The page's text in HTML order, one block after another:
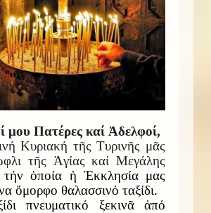
μου Πατέρες καί Ἀδελφοί,
Κυριακή τῆς Τυρινῆς μᾶς
τῆς Ἁγίας καί Μεγάλης
ὁποία ἡ Ἐκκλησία μας
ὄμορφο θαλασσινό ταξίδι.
πνευματικό ξεκινᾶ ἀπό